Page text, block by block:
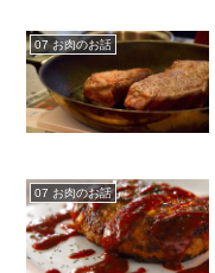
07 お肉のお話
07 お肉のお話